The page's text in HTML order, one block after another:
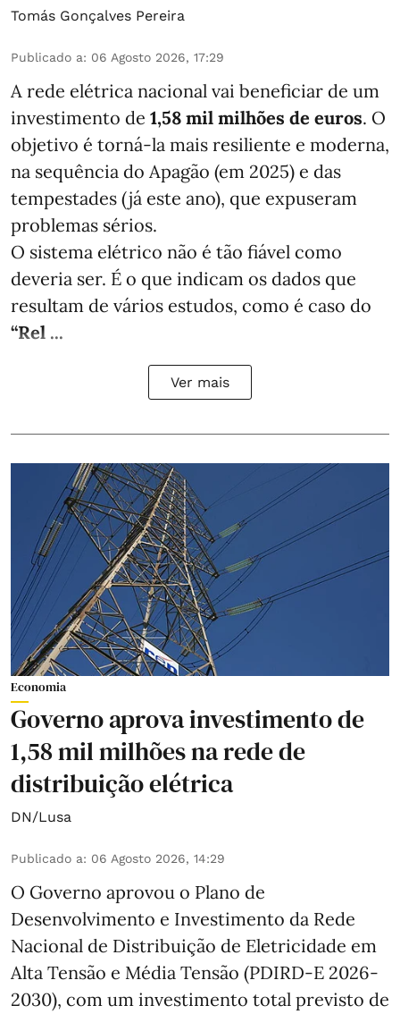
Tomás Gonçalves Pereira
Publicado a: 06 Agosto 2026, 17:29
A rede elétrica nacional vai beneficiar de um
investimento de 1,58 mil milhões de euros. O
objetivo é torná-la mais resiliente e moderna,
na sequência do Apagão (em 2025) e das
tempestades (já este ano), que expuseram
problemas sérios.
O sistema elétrico não é tão fiável como
deveria ser. É o que indicam os dados que
resultam de vários estudos, como é caso do
“Rel ...
Ver mais
Economia
Governo aprova investimento de
1,58 mil milhões na rede de
distribuição elétrica
DN/Lusa
Publicado a: 06 Agosto 2026, 14:29
O Governo aprovou o Plano de
Desenvolvimento e Investimento da Rede
Nacional de Distribuição de Eletricidade em
Alta Tensão e Média Tensão (PDIRD-E 2026-
2030), com um investimento total previsto de